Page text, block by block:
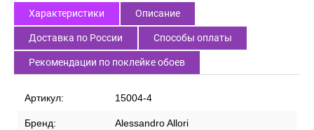
Характеристики Описание
Доставка по России Способы оплаты
Рекомендации по поклейке обоев
Артикул: 15004-4
Бренд: Alessandro Allori